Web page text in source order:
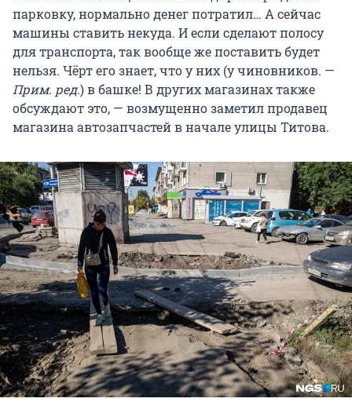
парковку, нормально денег потратил… А сейчас
машины ставить некуда. И если сделают полосу
для транспорта, так вообще же поставить будет
нельзя. Чёрт его знает, что у них (у чиновников. —
Прим. ред.) в башке! В других магазинах также
обсуждают это, — возмущенно заметил продавец
магазина автозапчастей в начале улицы Титова.